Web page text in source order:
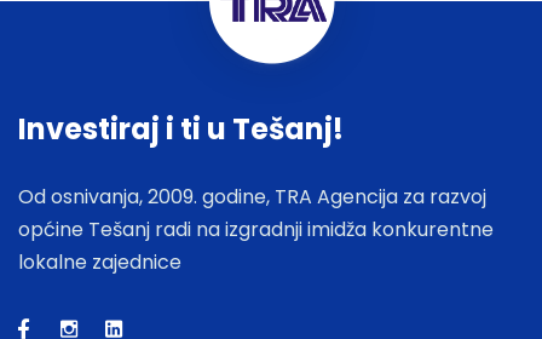
Investiraj i ti u Tešanj!
Od osnivanja, 2009. godine, TRA Agencija za razvoj
općine Tešanj radi na izgradnji imidža konkurentne
lokalne zajednice